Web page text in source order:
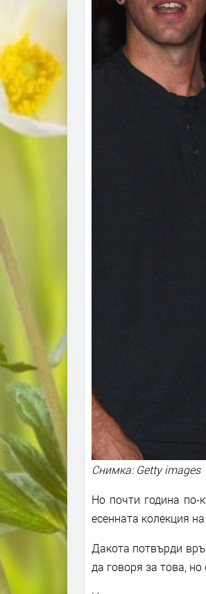
Снимка: Getty images
Но почти година по-
есенната колекция
Дакота потвърди
да говоря за това,